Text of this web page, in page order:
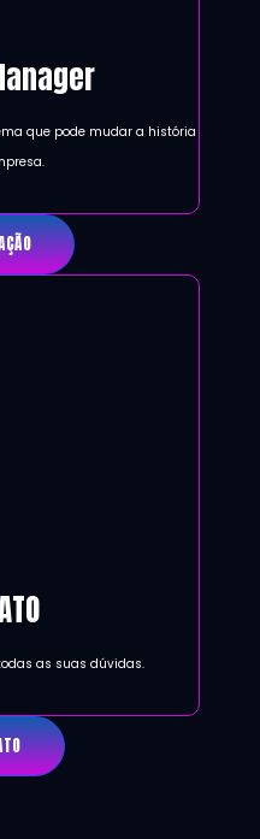
que pode mudar a história
as suas dúvidas.